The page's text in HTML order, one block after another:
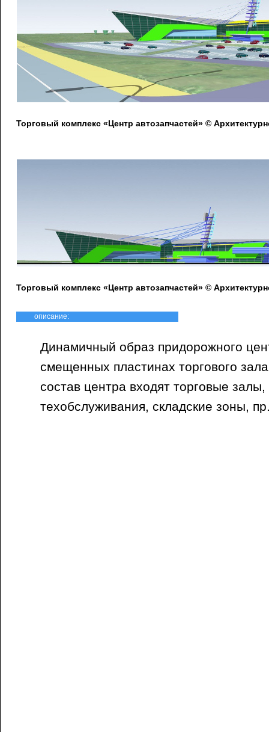
Торговый комплекс «Центр автозапчастей» ©
Торговый комплекс «Центр автозапчастей» ©
описание:
Динамичный образ придорожного
смещенных пластинах торгового
состав центра входят торговые залы,
техобслуживания, складские зоны,